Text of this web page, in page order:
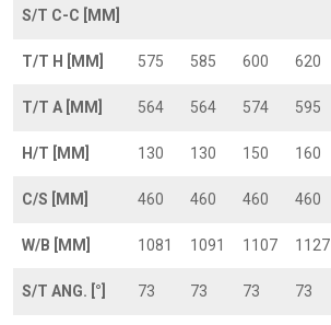
S/T C-C [MM]
T/T H [MM] 575 585 600 620
T/T A [MM] 564 564 574 595
H/T [MM] 130 130 150 160
C/S [MM] 460 460 460 460
W/B [MM] 1081 1091 1107 1127
S/T ANG. [°] 73 73 73 73